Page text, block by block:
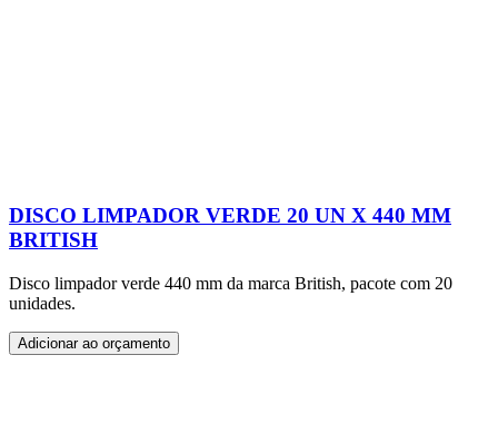
DISCO LIMPADOR VERDE 20 UN X 440 MM
BRITISH
Disco limpador verde 440 mm da marca British, pacote com 20
unidades.
Adicionar ao orçamento